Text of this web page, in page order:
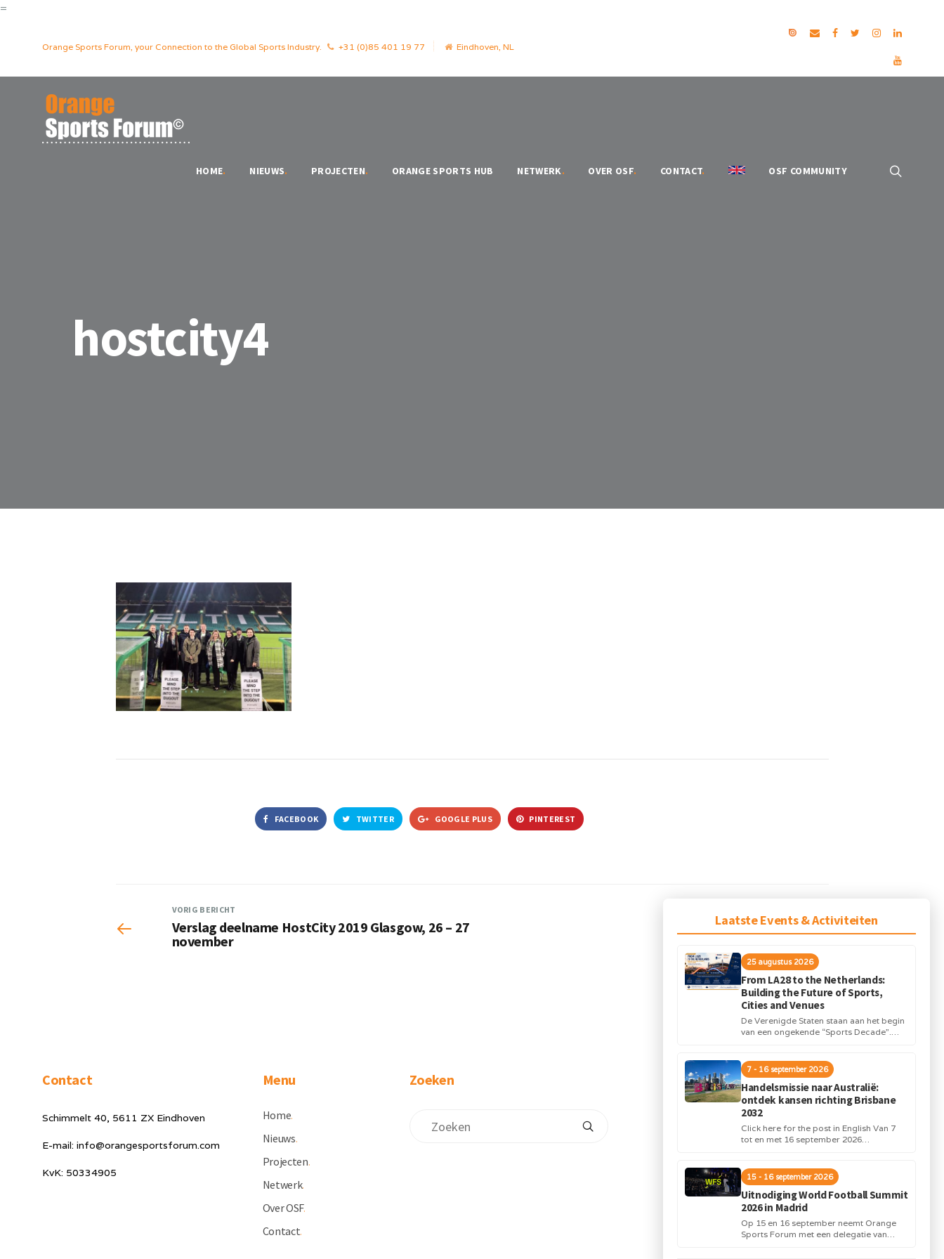
Laatste Events & Activiteiten
25 augustus 2026
From LA28 to the Netherlands:
Building the Future of Sports,
Cities and Venues
De Verenigde Staten staan aan het begin
van een ongekende “Sports Decade”.
infrastructuur...
7 - 16 september 2026
Handelsmissie naar Australië:
ontdek kansen richting Brisbane
2032
Click here for the post in English Van 7
tot en met 16 september 2026
15 - 16 september 2026
Uitnodiging World Football Summit
2026 in Madrid
Op 15 en 16 september neemt Orange
Sports Forum met een delegatie van
=
Orange Sports Forum, your Connection to the Global Sports Industry. +31 (0)85 401 19 77 Eindhoven, NL
HOME. NIEUWS. PROJECTEN. ORANGE SPORTS HUB NETWERK. OVER OSF. CONTACT. OSF COMMUNITY
hostcity4
FACEBOOK TWITTER GOOGLE PLUS PINTEREST
VORIG BERICHT
Verslag deelname HostCity 2019 Glasgow, 26 – 27
november
Contact
Schimmelt 40, 5611 ZX Eindhoven
E-mail: info@orangesportsforum.com
KvK: 50334905
Menu
Home.
Nieuws.
Projecten.
Netwerk.
Over OSF.
Contact.
Zoeken